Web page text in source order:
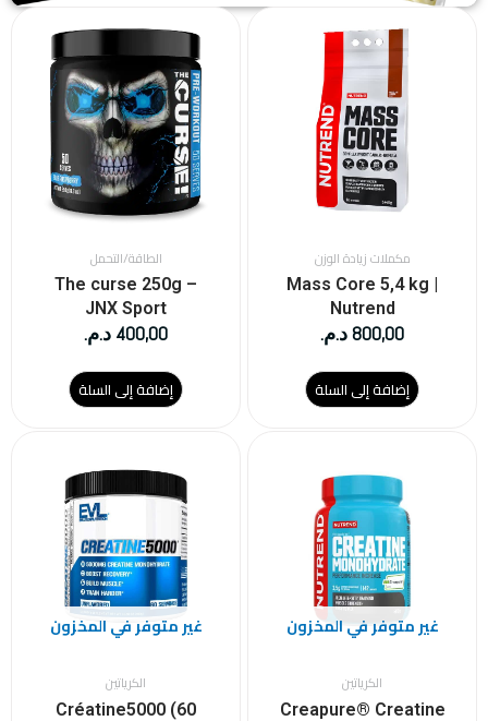
مكملات زيادة الوزن
Mass Core 5,4 kg |
Nutrend
800,00د.م.
إضافة إلى السلة
الطاقة/التحمل
The curse 250g –
JNX Sport
400,00 د.م.
إضافة إلى السلة
غير متوفر في المخزون
الكرياتين
Creapure® Creatine
غير متوفر في المخزون
الكرياتين
Créatine5000 (60